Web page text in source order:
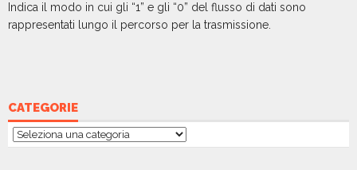
Indica il modo in cui gli “1” e gli “0” del flusso di dati sono
rappresentati lungo il percorso per la trasmissione.
CATEGORIE
Categorie